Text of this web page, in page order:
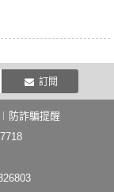
訂閱
防詐騙提醒